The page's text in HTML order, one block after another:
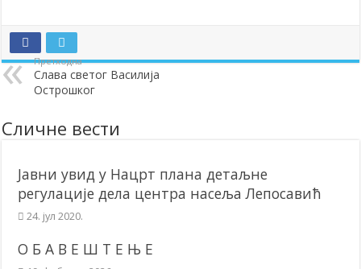
Полагањем венаца и свечаном академијом у Сочаници
Братске и пријатељске општине и грдови уручили поклон
Претходна
Слава светог Василија
Острошког
Сличне вести
Јавни увид у Нацрт плана детаљне
регулације дела центра насеља Лепосавић
24. јул 2020.
О Б А В Е Ш Т Е Њ Е